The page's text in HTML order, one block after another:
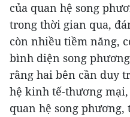
của quan hệ song
trong thời gian qua,
còn nhiều tiềm năng,
bình diện song
rằng hai bên cần duy
hệ kinh tế-thương
quan hệ song phương,